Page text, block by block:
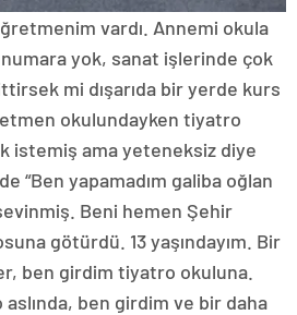
vardı. Annemi okula
numara yok, sanat işlerinde çok
mi dışarıda bir yerde kurs
okulundayken tiyatro
istemiş ama yeteneksiz diye
“Ben yapamadım galiba oğlan
Beni hemen Şehir
götürdü. 13 yaşındayım. Bir
ben girdim tiyatro okuluna.
aslında, ben girdim ve bir daha